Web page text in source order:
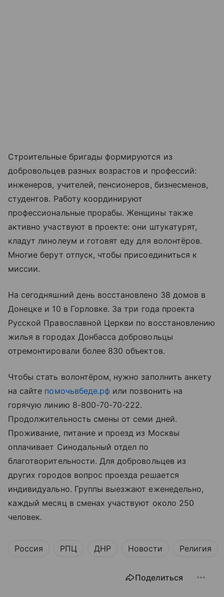
Строительные бригады формируются из
добровольцев разных возрастов и профессий:
инженеров, учителей, пенсионеров, бизнесменов,
студентов. Работу координируют
профессиональные прорабы. Женщины также
активно участвуют в проекте: они штукатурят,
кладут линолеум и готовят еду для волонтёров.
Многие берут отпуск, чтобы присоединиться к
миссии.
На сегодняшний день восстановлено 38 домов в
Донецке и 10 в Горловке. За три года проекта
Русской Православной Церкви по восстановлению
жилья в городах Донбасса добровольцы
отремонтировали более 830 объектов.
Чтобы стать волонтёром, нужно заполнить анкету
на сайте помочьвбеде.рф или позвонить на
горячую линию 8-800-70-70-222.
Продолжительность смены от семи дней.
Проживание, питание и проезд из Москвы
оплачивает Синодальный отдел по
благотворительности. Для добровольцев из
других городов вопрос проезда решается
индивидуально. Группы выезжают еженедельно,
каждый месяц в сменах участвуют около 250
человек.
Россия РПЦ ДНР Новости Религия
Поделиться